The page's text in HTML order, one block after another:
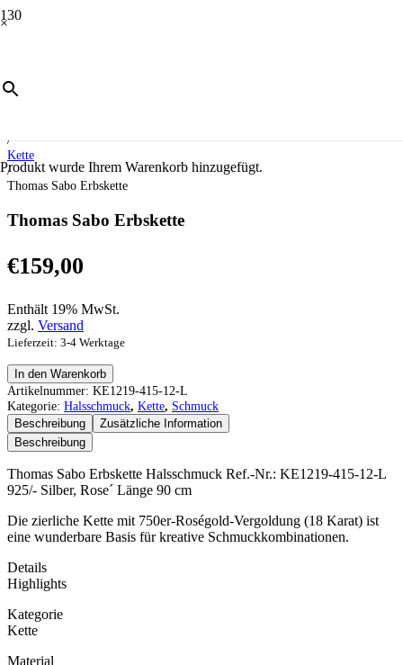
×
Produkt wurde Ihrem Warenkorb hinzugefügt.
/
Schmuck
/
Kette
/
Thomas Sabo Erbskette
Thomas Sabo Erbskette
€159,00
Enthält 19% MwSt.
zzgl. Versand
Lieferzeit: 3-4 Werktage
Thomas
Sabo
Erbskette
Menge
In den Warenkorb
Artikelnummer: KE1219-415-12-L
Kategorie: Halsschmuck, Kette, Schmuck
Beschreibung
Zusätzliche Information
Beschreibung
Thomas Sabo Erbskette Halsschmuck Ref.-Nr.: KE1219-415-12-L
925/- Silber, Rose´ Länge 90 cm
Die zierliche Kette mit 750er-Roségold-Vergoldung (18 Karat) ist
eine wunderbare Basis für kreative Schmuckkombinationen.
Details
Highlights
Kategorie
Kette
Material